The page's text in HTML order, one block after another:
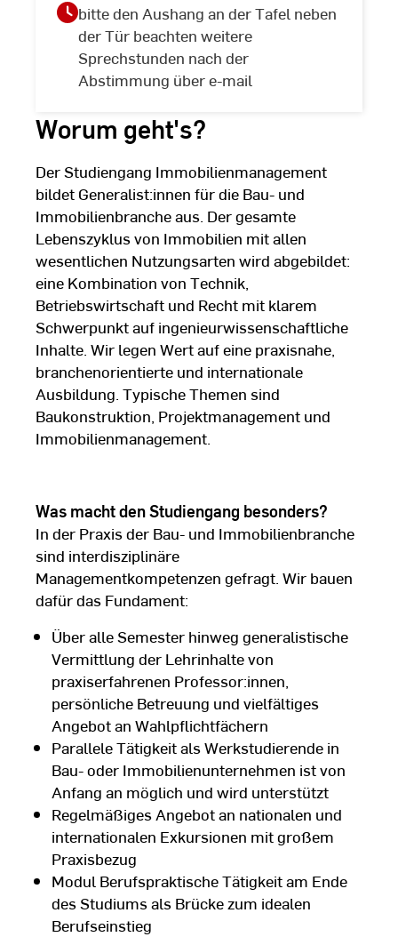
bitte den Aushang an der Tafel neben
der Tür beachten weitere
Sprechstunden nach der
Abstimmung über e-mail
Worum geht's?
Der Studiengang Immobilienmanagement
bildet Generalist:innen für die Bau- und
Immobilienbranche aus. Der gesamte
Lebenszyklus von Immobilien mit allen
wesentlichen Nutzungsarten wird abgebildet:
eine Kombination von Technik,
Betriebswirtschaft und Recht mit klarem
Schwerpunkt auf ingenieurwissenschaftliche
Inhalte. Wir legen Wert auf eine praxisnahe,
branchenorientierte und internationale
Ausbildung. Typische Themen sind
Baukonstruktion, Projektmanagement und
Immobilienmanagement.
Was macht den Studiengang besonders?
In der Praxis der Bau- und Immobilienbranche
sind interdisziplinäre
Managementkompetenzen gefragt. Wir bauen
dafür das Fundament:
Über alle Semester hinweg generalistische
Vermittlung der Lehrinhalte von
praxiserfahrenen Professor:innen,
persönliche Betreuung und vielfältiges
Angebot an Wahlpflichtfächern
Parallele Tätigkeit als Werkstudierende in
Bau- oder Immobilienunternehmen ist von
Anfang an möglich und wird unterstützt
Regelmäßiges Angebot an nationalen und
internationalen Exkursionen mit großem
Praxisbezug
Modul Berufspraktische Tätigkeit am Ende
des Studiums als Brücke zum idealen
Berufseinstieg